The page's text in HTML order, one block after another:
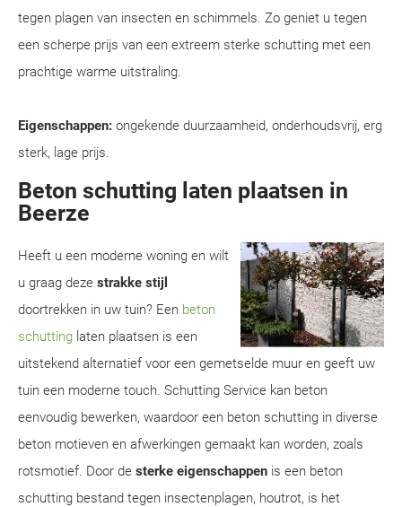
tegen plagen van insecten en schimmels. Zo geniet u tegen
een scherpe prijs van een extreem sterke schutting met een
prachtige warme uitstraling.
Eigenschappen: ongekende duurzaamheid, onderhoudsvrij, erg
sterk, lage prijs.
Beton schutting laten plaatsen in
Beerze
Heeft u een moderne woning en wilt
u graag deze strakke stijl
doortrekken in uw tuin? Een beton
schutting laten plaatsen is een
uitstekend alternatief voor een gemetselde muur en geeft uw
tuin een moderne touch. Schutting Service kan beton
eenvoudig bewerken, waardoor een beton schutting in diverse
beton motieven en afwerkingen gemaakt kan worden, zoals
rotsmotief. Door de sterke eigenschappen is een beton
schutting bestand tegen insectenplagen, houtrot, is het